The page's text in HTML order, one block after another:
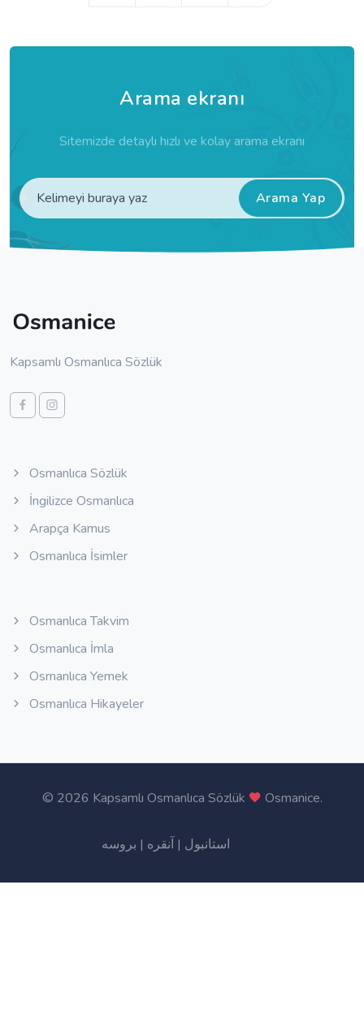
Arama ekranı
Sitemizde detaylı hızlı ve kolay arama ekranı
Arama Yap
Kapsamlı Osmanlıca Sözlük
Osmanlıca Sözlük
İngilizce Osmanlıca
Arapça Kamus
Osmanlıca İsimler
Osmanlıca Takvim
Osmanlıca İmla
Osmanlıca Yemek
Osmanlıca Hikayeler
© 2026 Kapsamlı Osmanlıca Sözlük Osmanice.
استانبول | آنقره | بروسه